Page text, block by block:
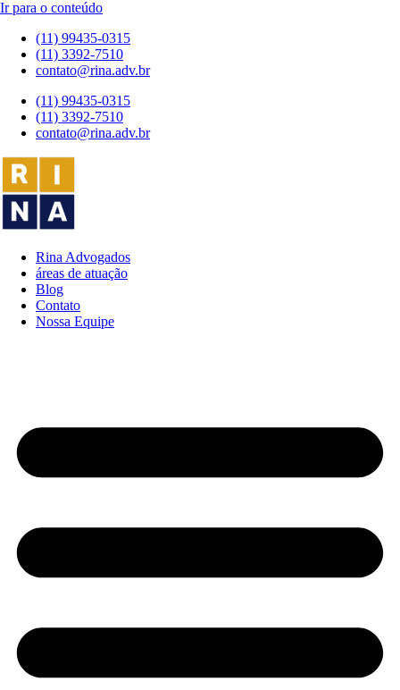
Ir para o conteúdo
(11) 99435-0315
(11) 3392-7510
contato@rina.adv.br
(11) 99435-0315
(11) 3392-7510
contato@rina.adv.br
Rina Advogados
áreas de atuação
Blog
Contato
Nossa Equipe